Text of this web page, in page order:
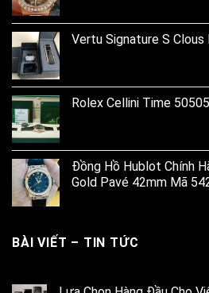
Vertu Signature S Clous
Rolex Cellini Time
Đồng Hồ Hublot Chính
Gold Pavé 42mm Mã
BÀI VIẾT – TIN TỨC